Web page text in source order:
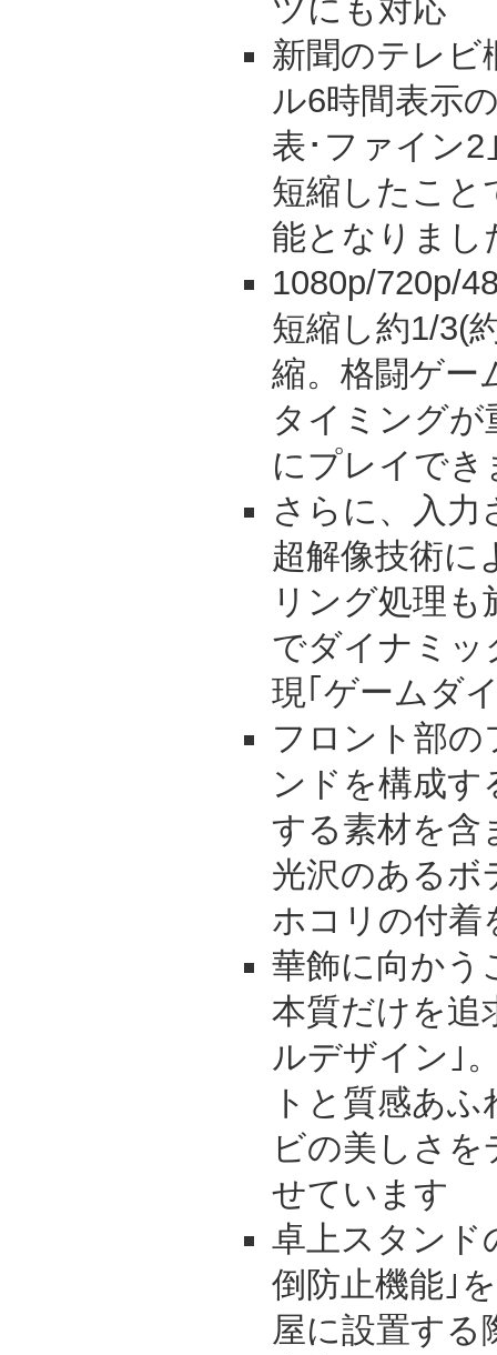
ツにも対応
新聞のテレビ
ル6時間表示
表･ファイン2
短縮したこと
能となりまし
1080p/720p/
短縮し約1/3(
縮。格闘ゲー
タイミング
にプレイでき
さらに、入力
超解像技術に
リング処理
でダイナミッ
現｢ゲームダ
フロント部の
ンドを構成す
する素材を含
光沢のあるボ
ホコリの付着
華飾に向かう
本質だけを追
ルデザイン｣
トと質感あ
ビの美しさ
せています
卓上スタンド
倒防止機能｣
屋に設置する